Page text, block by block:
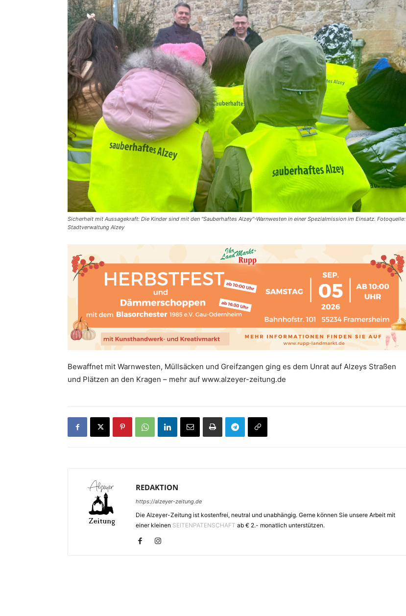
Sicherheit mit Aussagekraft: Die Kinder sind mit den "Sauberhaftes Alzey"-Warnwesten in einer Spezialmission im Einsatz. Fotoquelle:
Stadtverwaltung Alzey
Bewaffnet mit Warnwesten, Müllsäcken und Greifzangen ging es dem Unrat auf Alzeys Straßen
und Plätzen an den Kragen – mehr auf www.alzeyer-zeitung.de
REDAKTION
https://alzeyer-zeitung.de
Die Alzeyer-Zeitung ist kostenfrei, neutral und unabhängig. Gerne können Sie unsere Arbeit mit
einer kleinen SEITENPATENSCHAFT ab € 2.- monatlich unterstützen.